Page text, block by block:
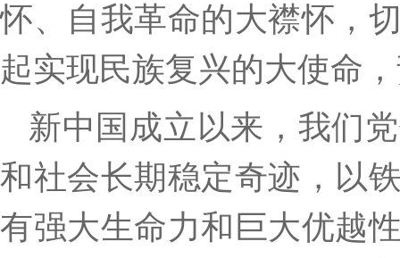
怀、自我革命的大襟怀，
起实现民族复兴的大使命
新中国成立以来，我们
和社会长期稳定奇迹，以
有强大生命力和巨大优越